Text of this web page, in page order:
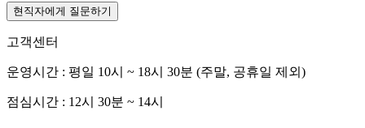
현직자에게 질문하기
고객센터
운영시간 : 평일 10시 ~ 18시 30분 (주말, 공휴일 제외)
점심시간 : 12시 30분 ~ 14시